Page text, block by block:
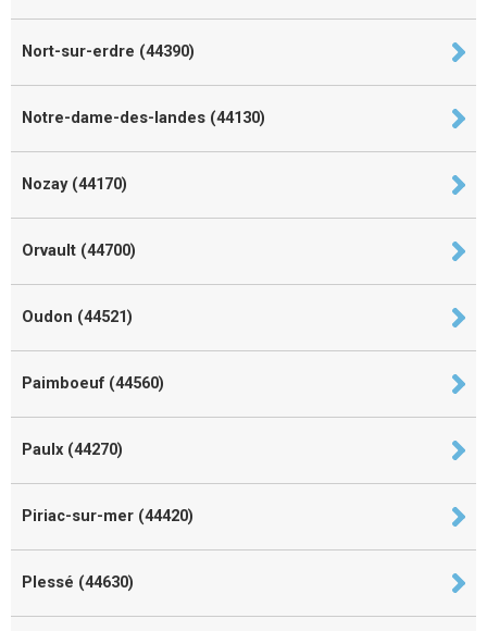
Nort-sur-erdre (44390)
Notre-dame-des-landes (44130)
Nozay (44170)
Orvault (44700)
Oudon (44521)
Paimboeuf (44560)
Paulx (44270)
Piriac-sur-mer (44420)
Plessé (44630)